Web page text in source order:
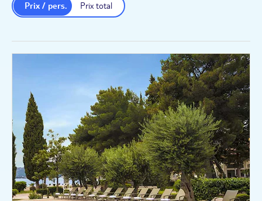
Prix total
Prix / pers.